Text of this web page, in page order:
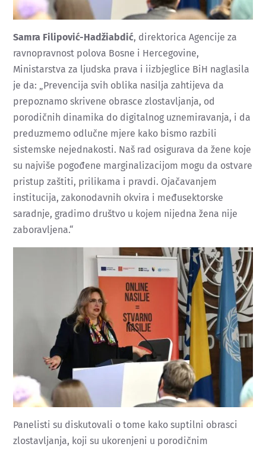
Samra Filipović-Hadžiabdić, direktorica Agencije za
ravnopravnost polova Bosne i Hercegovine,
Ministarstva za ljudska prava i iizbjeglice BiH naglasila
je da: „Prevencija svih oblika nasilja zahtijeva da
prepoznamo skrivene obrasce zlostavljanja, od
porodičnih dinamika do digitalnog uznemiravanja, i da
preduzmemo odlučne mjere kako bismo razbili
sistemske nejednakosti. Naš rad osigurava da žene koje
su najviše pogođene marginalizacijom mogu da ostvare
pristup zaštiti, prilikama i pravdi. Ojačavanjem
institucija, zakonodavnih okvira i međusektorske
saradnje, gradimo društvo u kojem nijedna žena nije
zaboravljena.“
Panelisti su diskutovali o tome kako suptilni obrasci
zlostavljanja, koji su ukorenjeni u porodičnim